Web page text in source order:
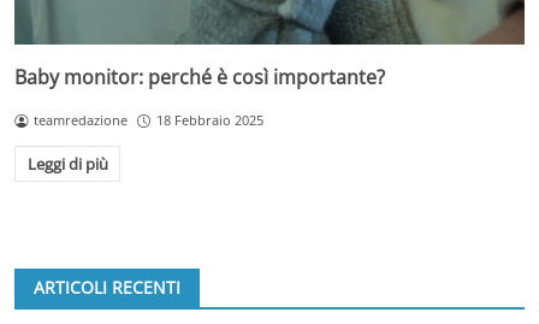
Baby monitor: perché è così importante?
teamredazione 18 Febbraio 2025
Leggi di più
ARTICOLI RECENTI